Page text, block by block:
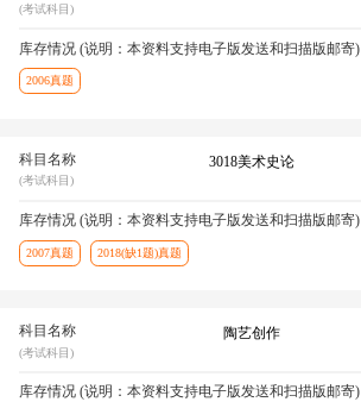
(考试科目)
库存情况 (说明：本资料支持电子版发送和扫描版邮寄)
2006真题
科目名称
(考试科目)
3018美术史论
库存情况 (说明：本资料支持电子版发送和扫描版邮寄)
2007真题 2018(缺1题)真题
科目名称
(考试科目)
陶艺创作
库存情况 (说明：本资料支持电子版发送和扫描版邮寄)